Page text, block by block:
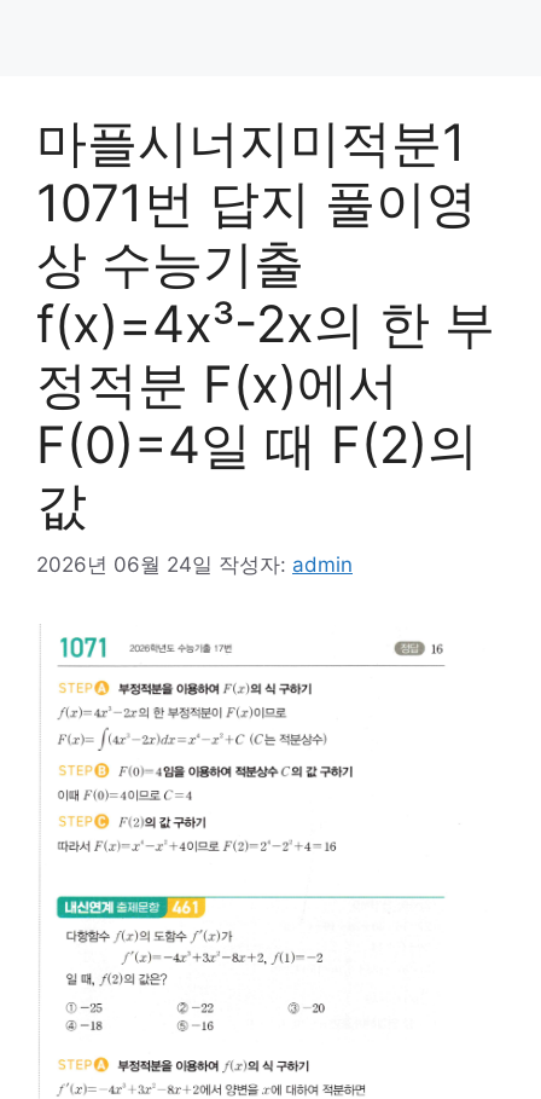
마플시너지미적분1
1071번 답지 풀이영
상 수능기출
f(x)=4x³-2x의 한 부
정적분 F(x)에서
F(0)=4일 때 F(2)의
값
2026년 06월 24일 작성자: admin